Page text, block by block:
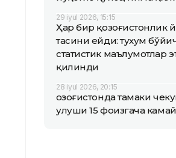
29 iyul 2026, 15:15
Ҳар бир қозоғистонлик
тасини ейди: тухум
статистик маълумотлар
қилинди
28 iyul 2026, 20:15
Қозоғистонда тамаки
улуши 15 фоизгача